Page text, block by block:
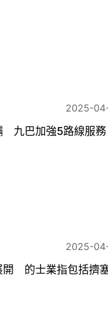
2025-
九巴加強5路線服務
2025-
開 的士業指包括擠